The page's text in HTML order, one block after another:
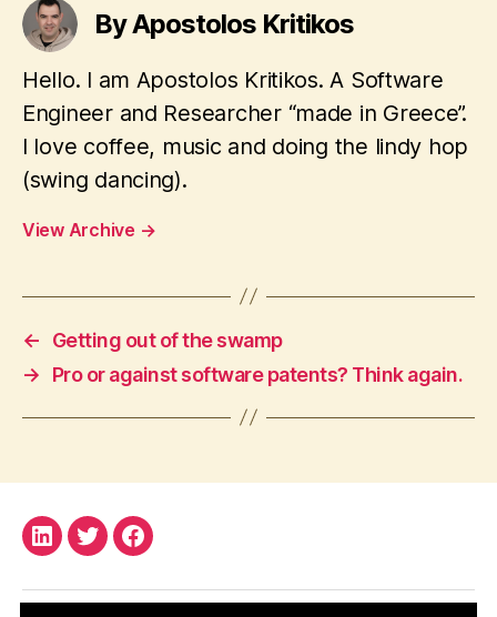
r
o
r
a
m
in
By Apostolos Kritikos
Hello. I am Apostolos Kritikos. A Software
Engineer and Researcher “made in Greece”.
I love coffee, music and doing the lindy hop
(swing dancing).
View Archive →
←
Getting out of the swamp
→
Pro or against software patents? Think again.
LinkedIn
TwitterFacebook